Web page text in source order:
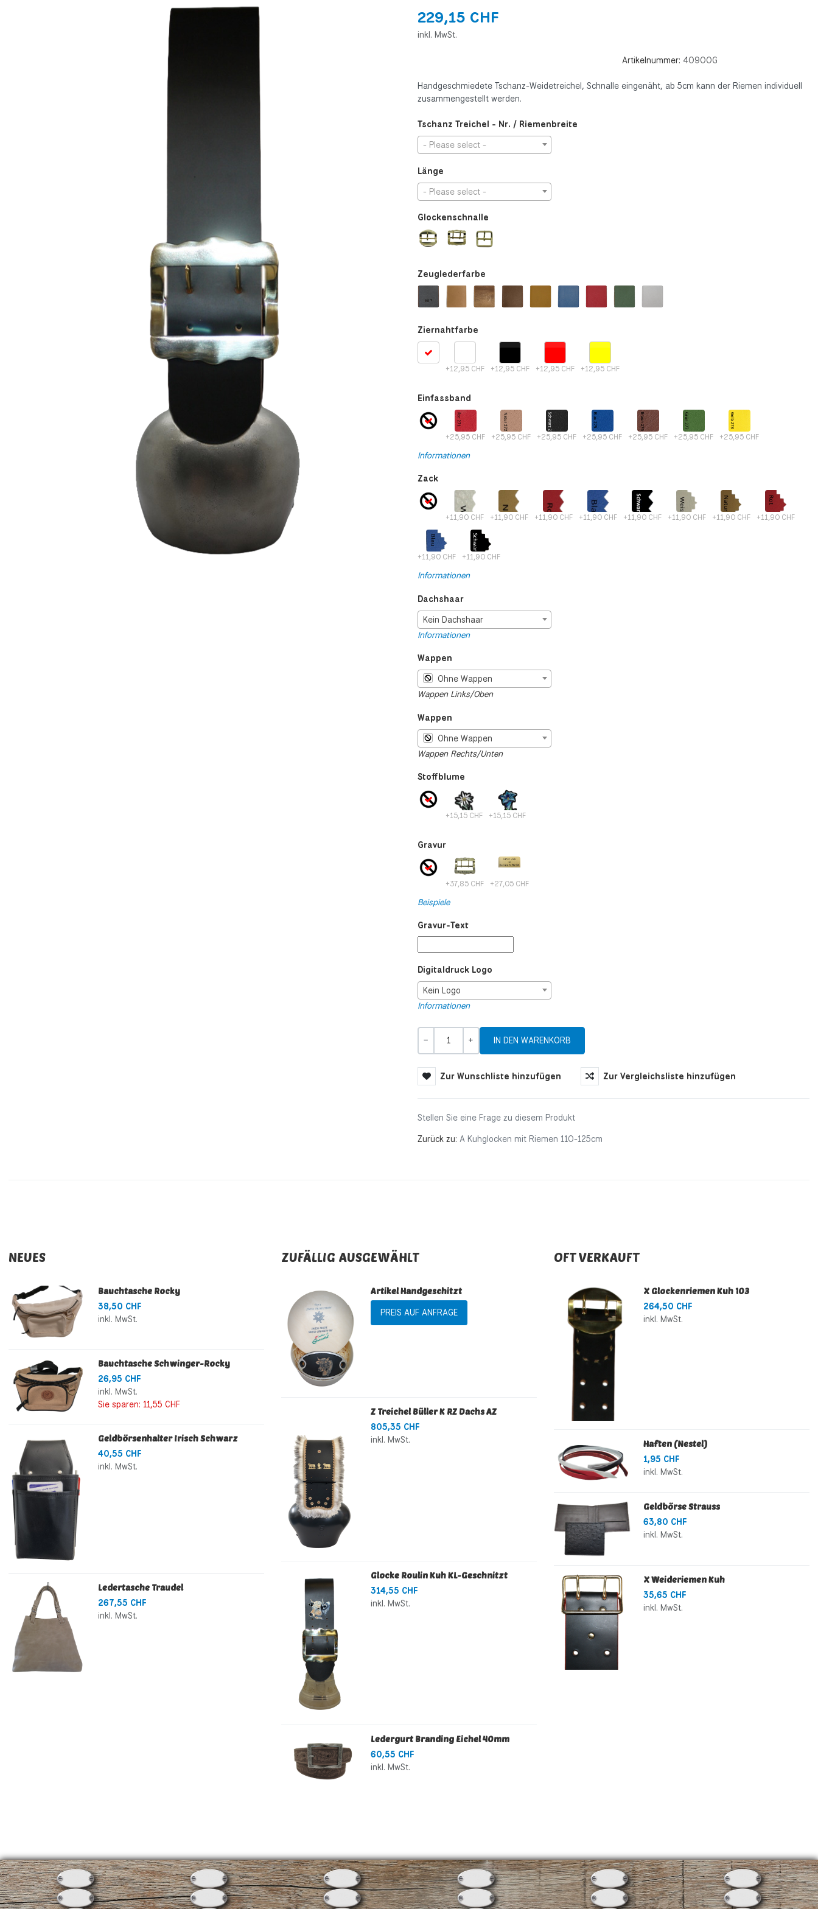
229,15 CHF
inkl. MwSt.
Artikelnummer: 40900G
Handgeschmiedete Tschanz-Weidetreichel, Schnalle eingenäht, ab 5cm kann der Riemen individuell
zusammengestellt werden.
Tschanz Treichel - Nr. / Riemenbreite
- Please select -
Länge
- Please select -
Glockenschnalle
Zeuglederfarbe
Ziernahtfarbe
+12,95 CHF +12,95 CHF +12,95 CHF +12,95 CHF
Einfassband
+25,95 CHF +25,95 CHF +25,95 CHF +25,95 CHF +25,95 CHF +25,95 CHF +25,95 CHF
Informationen
Zack
+11,90 CHF +11,90 CHF +11,90 CHF +11,90 CHF +11,90 CHF +11,90 CHF +11,90 CHF +11,90 CHF
+11,90 CHF +11,90 CHF
Informationen
Dachshaar
Kein Dachshaar
Informationen
Wappen
Ohne Wappen
Wappen Links/Oben
Wappen
Ohne Wappen
Wappen Rechts/Unten
Stoffblume
+15,15 CHF +15,15 CHF
Gravur
+37,85 CHF +27,05 CHF
Beispiele
Gravur-Text
Digitaldruck Logo
Kein Logo
Informationen
Zur Wunschliste hinzufügen Zur Vergleichsliste hinzufügen
Stellen Sie eine Frage zu diesem Produkt
Zurück zu: A Kuhglocken mit Riemen 110-125cm
NEUES
Bauchtasche Rocky
38,50 CHF
inkl. MwSt.
Bauchtasche Schwinger-Rocky
26,95 CHF
inkl. MwSt.
Sie sparen: 11,55 CHF
Geldbörsenhalter Irisch Schwarz
40,55 CHF
inkl. MwSt.
Ledertasche Traudel
267,55 CHF
inkl. MwSt.
ZUFÄLLIG AUSGEWÄHLT
Artikel Handgeschitzt
PREIS AUF ANFRAGE
Z Treichel Büller K RZ Dachs AZ
805,35 CHF
inkl. MwSt.
Glocke Roulin Kuh KL-Geschnitzt
314,55 CHF
inkl. MwSt.
Ledergurt Branding Eichel 40mm
60,55 CHF
inkl. MwSt.
OFT VERKAUFT
X Glockenriemen Kuh 103
264,50 CHF
inkl. MwSt.
Haften (Nestel)
1,95 CHF
inkl. MwSt.
Geldbörse Strauss
63,80 CHF
inkl. MwSt.
X Weideriemen Kuh
35,65 CHF
inkl. MwSt.